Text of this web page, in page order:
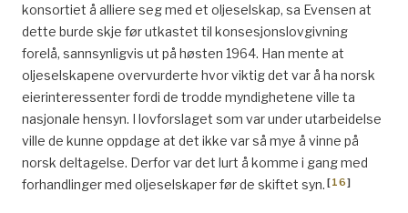
konsortiet å alliere seg med et oljeselskap, sa Evensen at
dette burde skje før utkastet til konsesjonslovgivning
forelå, sannsynligvis ut på høsten 1964. Han mente at
oljeselskapene overvurderte hvor viktig det var å ha norsk
eierinteressenter fordi de trodde myndighetene ville ta
nasjonale hensyn. I lovforslaget som var under utarbeidelse
ville de kunne oppdage at det ikke var så mye å vinne på
norsk deltagelse. Derfor var det lurt å komme i gang med
forhandlinger med oljeselskaper før de skiftet syn. [16]